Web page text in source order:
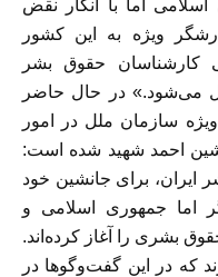
اما با انکار نقض
ویژه به این کشور
کارشناسان حقوق بشر
می‌شود.»در حال حاضر
سازمان ملل در امور
احمد شهید شده است:
ایران، برای جانشین خود
اما جمهوری اسلامی و
بشری را آغاز کرده‌اند.
که در این گفت‌و‌گوها در